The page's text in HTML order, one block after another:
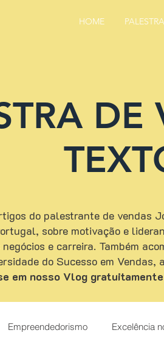
HOME
do palestrante de vendas
sobre motivação e
e carreira. Também
do Sucesso em
em nosso Vlog
Empreendedorismo Excelência